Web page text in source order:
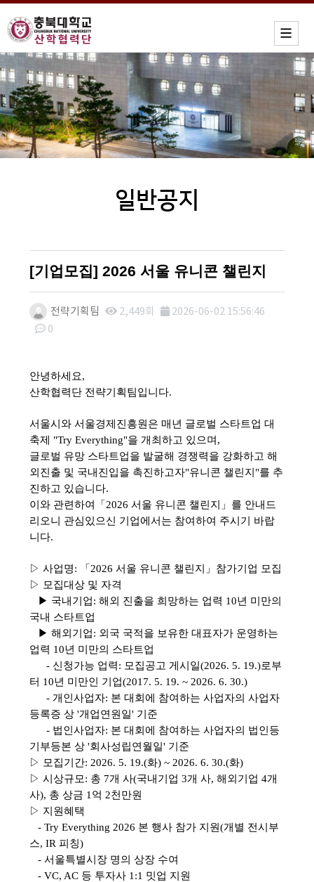
일반공지
[기업모집] 2026 서울 유니콘 챌린지
전략기획팀 2,449회
2026-06-02 15:56:46
0
안녕하세요,
산학협력단 전략기획팀입니다.
서울시와 서울경제진흥원은 매년 글로벌 스타트업 대
축제 "Try Everything"을 개최하고 있으며,
글로벌 유망 스타트업을 발굴해 경쟁력을 강화하고 해
외진출 및 국내진입을 촉진하고자"유니콘 챌린지"를 추
진하고 있습니다.
이와 관련하여
「2026 서울 유니콘 챌린지」를 안내드
리오니 관심있으신 기업에서는 참여하여 주시기 바랍
니다.
▷ 사업명: 「2026 서울 유니콘 챌린지」참가기업 모집
▷ 모집대상 및 자격
▶ 국내기업: 해외 진출을 희망하는 업력 10년 미만의
국내 스타트업
▶ 해외기업: 외국 국적을 보유한 대표자가 운영하는
업력 10년 미만의 스타트업
- 신청가능 업력: 모집공고 게시일(2026. 5. 19.)로부
터 10년 미만인 기업(2017. 5. 19. ~ 2026. 6. 30.)
- 개인사업자: 본 대회에 참여하는 사업자의 사업자
등록증 상 '개업연원일' 기준
- 법인사업자: 본 대회에 참여하는 사업자의 법인등
기부등본 상 '회사성립연월일' 기준
▷ 모집기간: 2026. 5. 19.(화) ~ 2026. 6. 30.(화)
▷ 시상규모: 총 7개 사(국내기업 3개 사, 해외기업 4개
사), 총 상금 1억 2천만원
▷ 지원혜택
- Try Everything 2026 본 행사 참가 지원(개별 전시부
스, IR 피칭)
- 서울특별시장 명의 상장 수여
- VC, AC 등 투자사 1:1 밋업 지원